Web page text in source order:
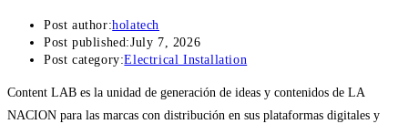
Post author:holatech
Post published:July 7, 2026
Post category:Electrical Installation
Content LAB es la unidad de generación de ideas y contenidos de LA
NACION para las marcas con distribución en sus plataformas digitales y